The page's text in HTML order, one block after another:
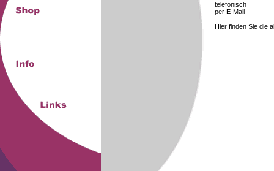
telefonisch
per E-Mail
Hier finden Sie die